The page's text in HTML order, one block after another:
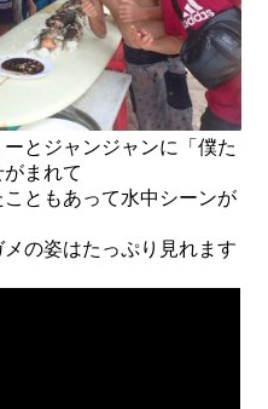
とジャンジャンに「僕た
まれて
ともあって水中シーンが
の姿はたっぷり見れます